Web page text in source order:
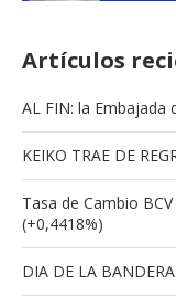
Artículos
AL FIN: la Embajada
KEIKO TRAE DE
Tasa de Cambio
(+0,4418%)
DIA DE LA